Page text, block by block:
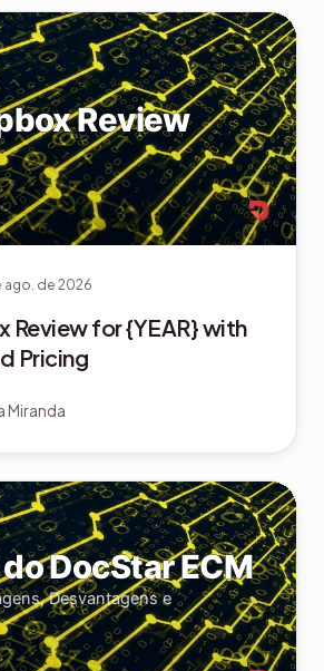
ago. de 2026
Review for {YEAR} with
Pricing
Miranda